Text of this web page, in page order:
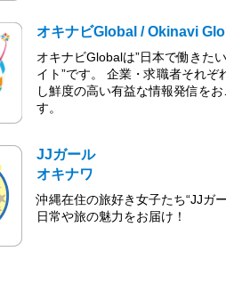
オキナビGlobal / Okinavi
オキナビGlobalは”日本で働きた
イト”です。 企業・求職者それぞ
し鮮度の高い有益な情報発信を
す。
JJガール
オキナワ
沖縄在住の旅好き女子たち“JJガ
日常や旅の魅力をお届け！